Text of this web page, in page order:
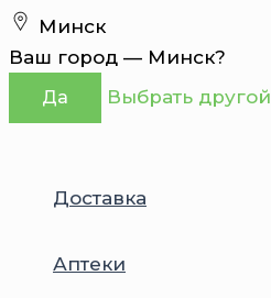
Перейти
к
содержимому
Минск
Ваш город — Минск?
Да Выбрать другой
Доставка
Аптеки